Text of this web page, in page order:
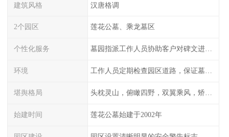
建筑风格 汉唐格调
2个园区 莲花公墓、乘龙墓区
个性化服务 墓园指派工作人员协助客户对碑文进行描摹
环境 工作人员定期检查园区道路，保证墓园、墓位间的道路便捷、平整
堪舆格局
始建时间 莲花公墓始建于2002年